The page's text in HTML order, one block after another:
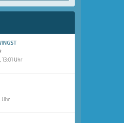
Uhr
Uhr